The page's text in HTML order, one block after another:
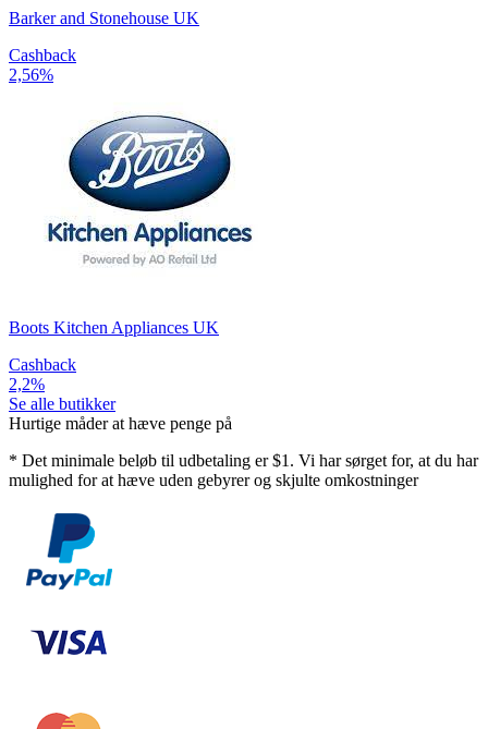
Barker and Stonehouse UK
Cashback
2,56%
Boots Kitchen Appliances UK
Cashback
2,2%
Se alle butikker
Hurtige måder at hæve penge på
* Det minimale beløb til udbetaling er $1. Vi har sørget for, at du har
mulighed for at hæve uden gebyrer og skjulte omkostninger